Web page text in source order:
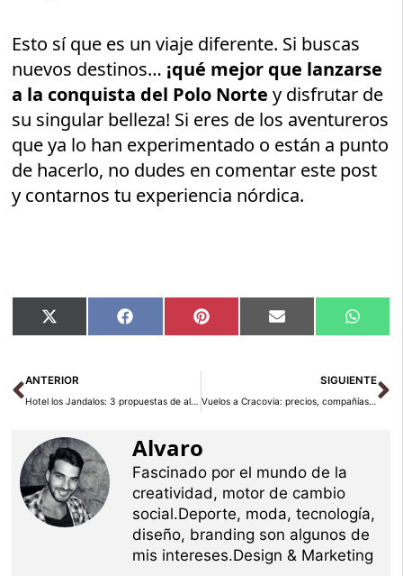
Esto sí que es un viaje diferente. Si buscas
nuevos destinos… ¡qué mejor que lanzarse
a la conquista del Polo Norte y disfrutar de
su singular belleza! Si eres de los aventureros
que ya lo han experimentado o están a punto
de hacerlo, no dudes en comentar este post
y contarnos tu experiencia nórdica.
Compartir
en
X
(Twitter)
Compartir
en
Facebook Compartir
en
Pinterest Compartir
en
Email
en
Ant
ANTERIOR
Hotel los Jandalos: 3 propuestas de alojamiento en el sur de España
SIGUIENTE
Vuelos a Cracovia: precios, compañías y aeropuertos cercanos
Alvaro
Fascinado por el mundo de la
creatividad, motor de cambio
social.Deporte, moda, tecnología,
diseño, branding son algunos de
mis intereses.Design & Marketing